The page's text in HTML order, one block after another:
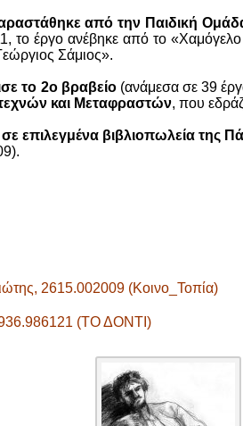
από την Παιδική
το έργο ανέβηκε από το
Σάμιος».
το 2ο βραβείο(ανάμεσα σε 39
και Μεταφραστών, που
επιλεγμένα βιβλιοπωλεία της
2615.002009 (Κοινο_Τοπία)
(ΤΟ ΔΟΝΤΙ)